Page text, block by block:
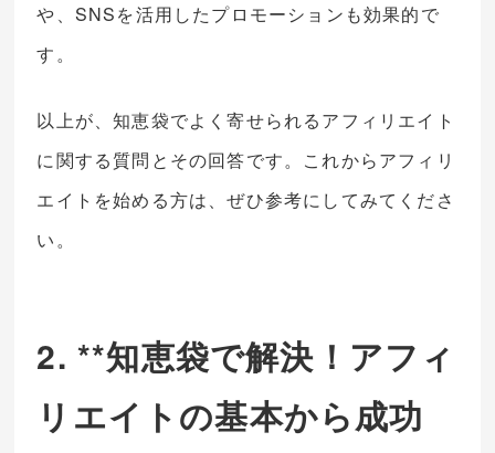
や、SNSを活用したプロモーションも効果的で
す。
以上が、知恵袋でよく寄せられるアフィリエイト
に関する質問とその回答です。これからアフィリ
エイトを始める方は、ぜひ参考にしてみてくださ
い。
2. **知恵袋で解決！アフィ
リエイトの基本から成功